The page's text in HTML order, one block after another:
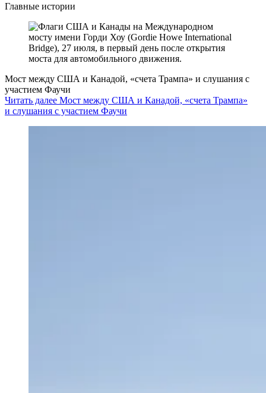
Главные истории
Мост между США и Канадой, «счета Трампа» и слушания с
участием Фаучи
Читать далее Мост между США и Канадой, «счета Трампа»
и слушания с участием Фаучи